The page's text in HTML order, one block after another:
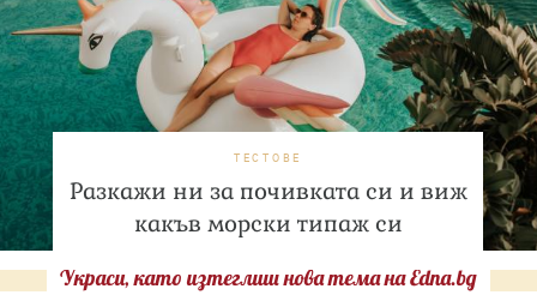
ТЕСТОВЕ
Разкажи ни за почивката си и виж
какъв морски типаж си
Украси, като изтеглиш нова тема на Edna.bg